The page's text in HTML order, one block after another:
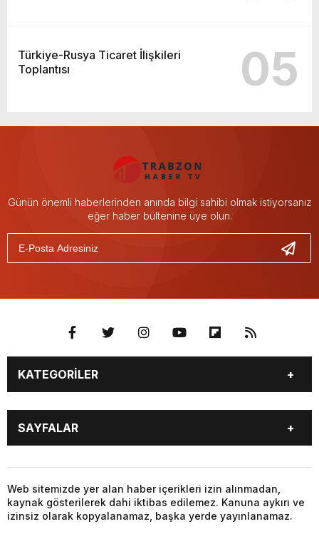
Türkiye-Rusya Ticaret İlişkileri
Toplantısı
05
Günün önemli haberlerinden anında bilgi sahibi olmak istiyorsanız
eğer haber bültenine üye olun.
KATEGORİLER
GÜNDEM
SEKTÖR ÖZEL
DÜNYA
EKONOMİ
SPOR
SAYFALAR
DÜNYA
SİYASET
EKONOMİ
SPOR
Web sitemizde yer alan haber içerikleri izin alınmadan,
kaynak gösterilerek dahi iktibas edilemez. Kanuna aykırı ve
izinsiz olarak kopyalanamaz, başka yerde yayınlanamaz.